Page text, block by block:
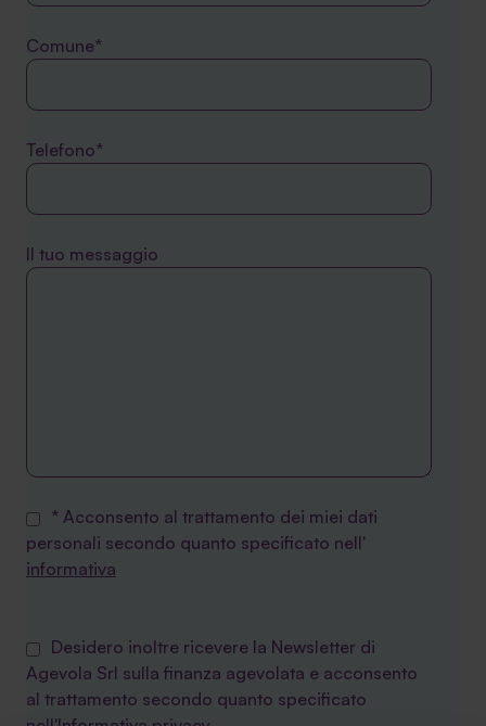
Comune*
Telefono*
Il tuo messaggio
* Acconsento al trattamento dei miei dati
personali secondo quanto specificato nell'
informativa
Desidero inoltre ricevere la Newsletter di
Agevola Srl sulla finanza agevolata e acconsento
al trattamento secondo quanto specificato